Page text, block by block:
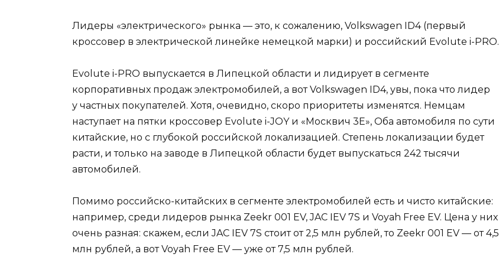
Лидеры «электрического» рынка — это, к сожалению, Volkswagen ID4 (первый
кроссовер в электрической линейке немецкой марки) и российский Evolute i-PRO.
Evolute i-PRO выпускается в Липецкой области и лидирует в сегменте
корпоративных продаж электромобилей, а вот Volkswagen ID4, увы, пока что лидер
у частных покупателей. Хотя, очевидно, скоро приоритеты изменятся. Немцам
наступает на пятки кроссовер Evolute i-JOY и «Москвич 3E», Оба автомобиля по сути
китайские, но с глубокой российской локализацией. Степень локализации будет
расти, и только на заводе в Липецкой области будет выпускаться 242 тысячи
автомобилей.
Помимо российско-китайских в сегменте электромобилей есть и чисто китайские:
например, среди лидеров рынка Zeekr 001 EV, JAC IEV 7S и Voyah Free EV. Цена у них
очень разная: скажем, если JAC IEV 7S стоит от 2,5 млн рублей, то Zeekr 001 EV — от 4,5
млн рублей, а вот Voyah Free EV — уже от 7,5 млн рублей.